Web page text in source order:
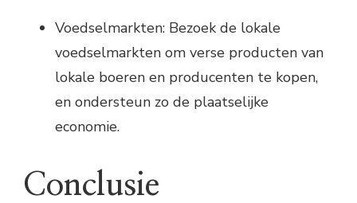
Voedselmarkten: Bezoek de lokale
voedselmarkten om verse producten van
lokale boeren en producenten te kopen,
en ondersteun zo de plaatselijke
economie.
Conclusie